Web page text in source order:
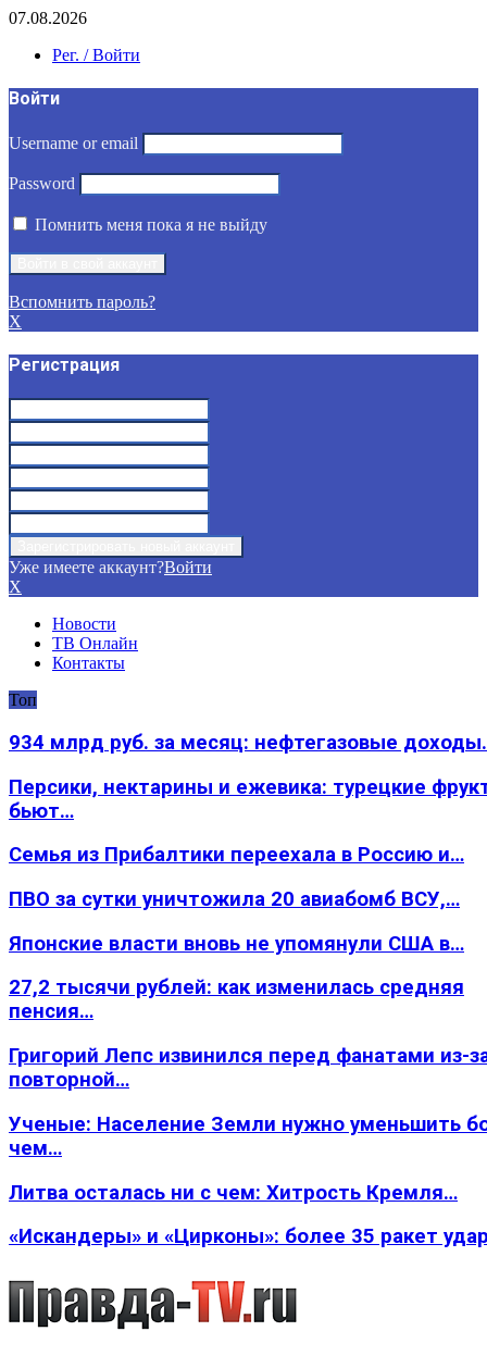
07.08.2026
Рег. / Войти
Войти
Username or email
Password
Помнить меня пока я не выйду
Вспомнить пароль?
X
Регистрация
Уже имеете аккаунт?Войти
X
Новости
ТВ Онлайн
Контакты
Топ
934 млрд руб. за месяц: нефтегазовые
Персики, нектарины и ежевика: турецкие
бьют…
Семья из Прибалтики переехала в Россию и…
ПВО за сутки уничтожила 20 авиабомб ВСУ,…
Японские власти вновь не упомянули США в…
27,2 тысячи рублей: как изменилась средняя
пенсия…
Григорий Лепс извинился перед фанатами из-
повторной…
Ученые: Население Земли нужно уменьшить
чем…
Литва осталась ни с чем: Хитрость Кремля…
«Искандеры» и «Цирконы»: более 35 ракет